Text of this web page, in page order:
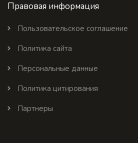
Правовая информация
Пользовательское соглашение
Политика сайта
Персональные данные
Политика цитирования
Партнеры